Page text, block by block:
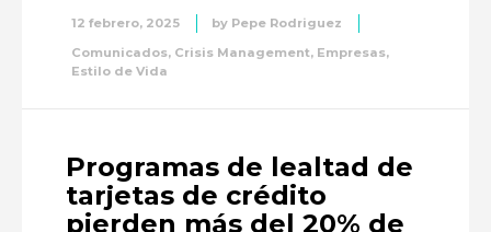
12 febrero, 2025 by Pepe Rodriguez
Comunicados, Crisis Management, Empresas,
Estilo de Vida
Programas de lealtad de
tarjetas de crédito
pierden más del 20% de